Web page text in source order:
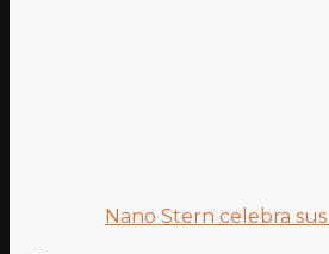
Nano Stern celebra